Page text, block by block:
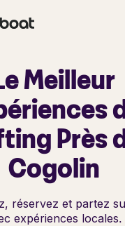
Meilleur
Près
Cogolin
réservez et partez
expériences locales.